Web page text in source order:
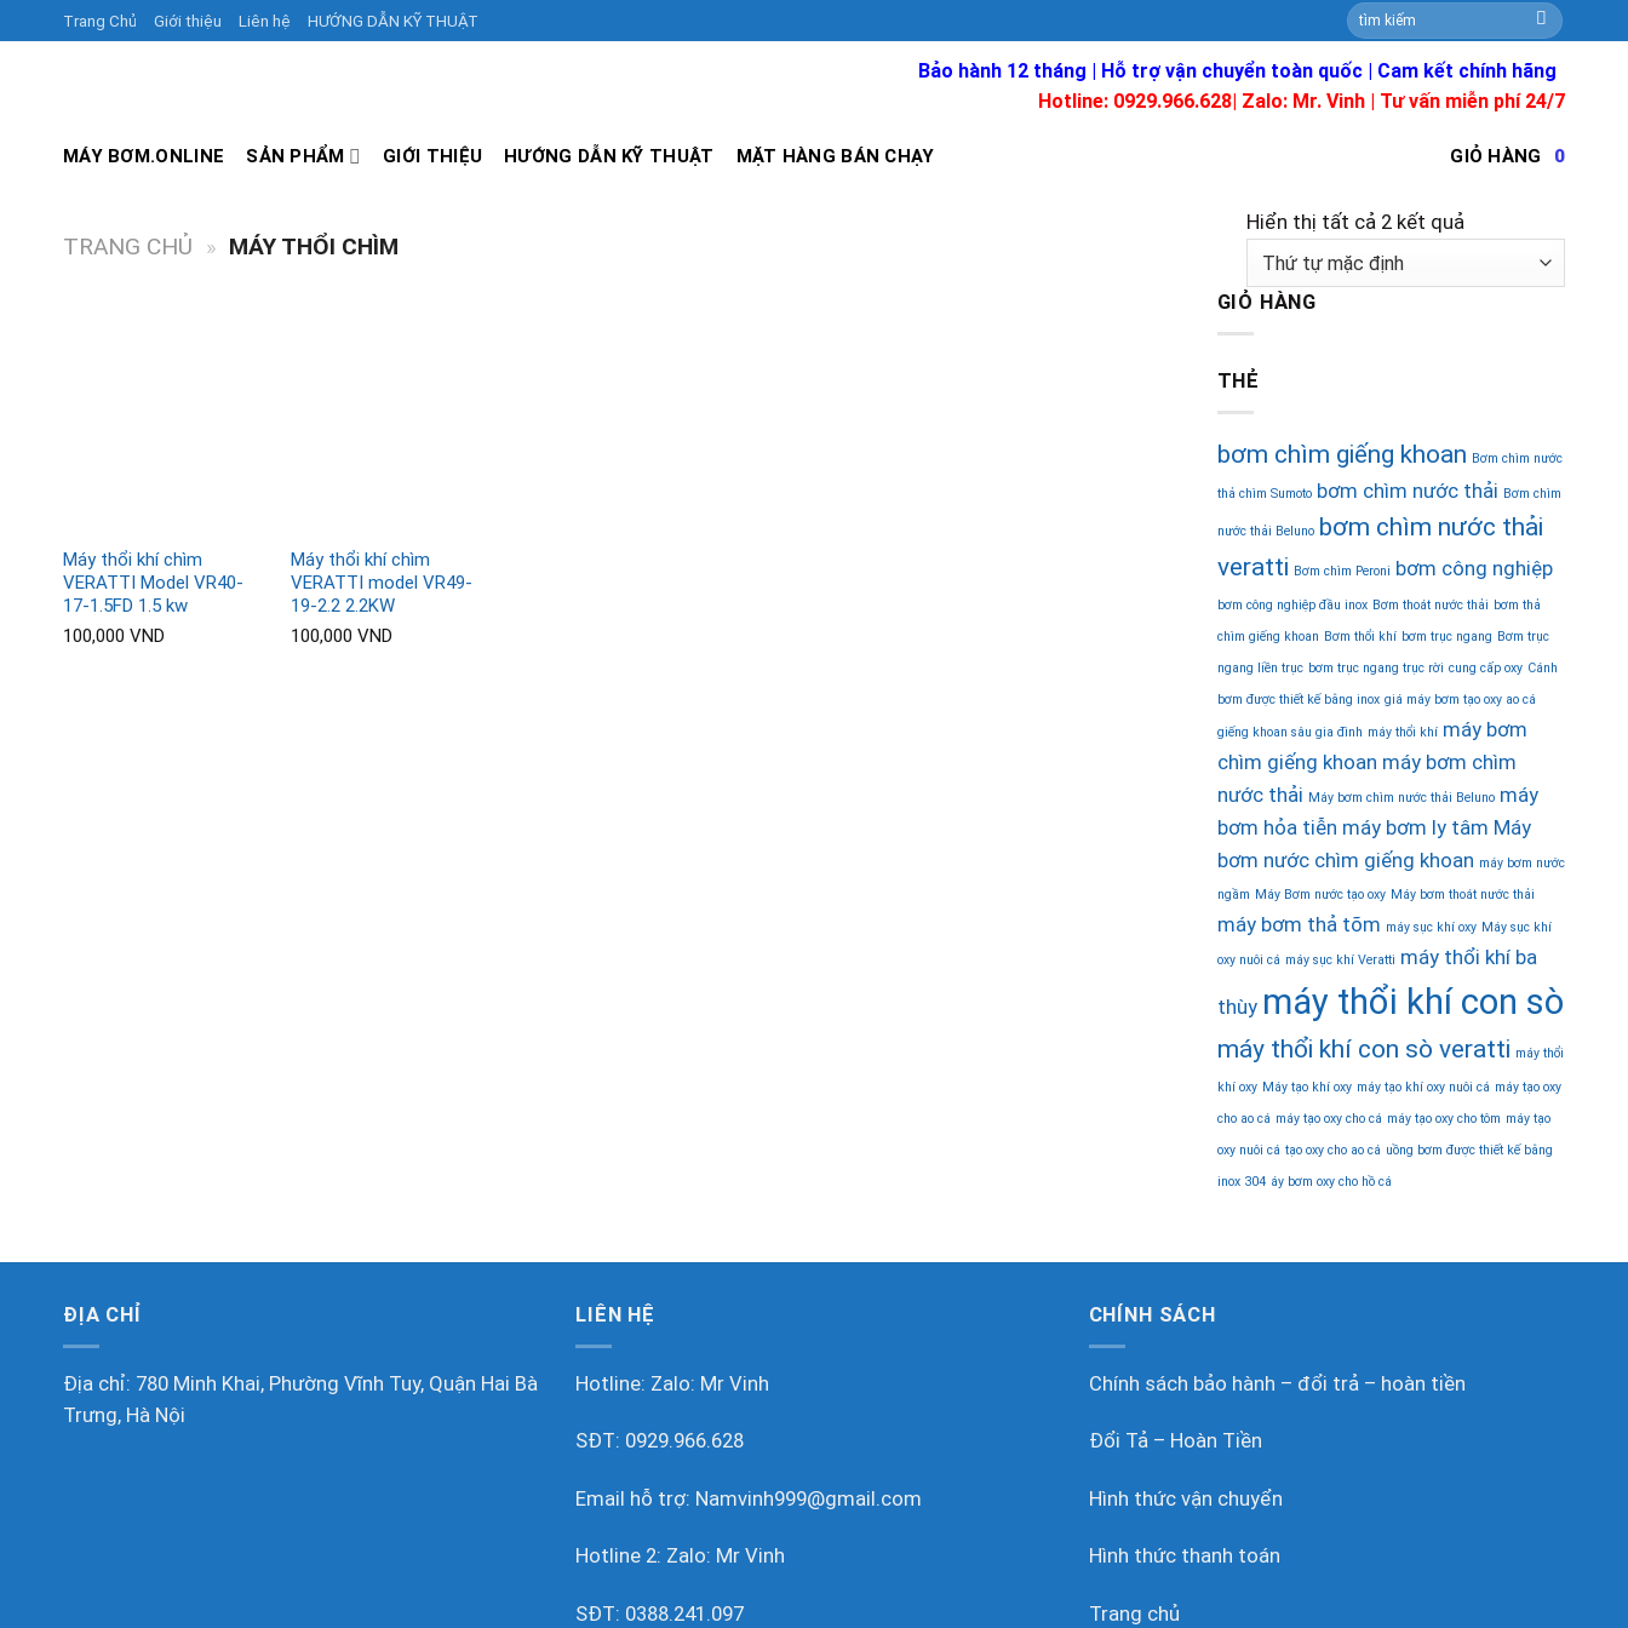
to
Trang Chủ Giới thiệu Liên hệ HƯỚNG DẪN KỸ THUẬT
Tìm
kiếm:
Bảo hành 12 tháng | Hỗ trợ vận chuyển toàn quốc | Cam kết chính hãng
Hotline: 0929.966.628| Zalo: Mr. Vinh | Tư vấn miễn phí 24/7
MÁY BƠM.ONLINE SẢN PHẨM GIỚI THIỆU HƯỚNG DẪN KỸ THUẬT MẶT HÀNG BÁN CHẠY GIỎ HÀNG 0
TRANG CHỦ » MÁY THỔI CHÌM
Hiển thị tất cả 2 kết quả
Máy thổi khí chìm
VERATTI Model VR40-
17-1.5FD 1.5 kw
100,000 VND
Máy thổi khí chìm
VERATTI model VR49-
19-2.2 2.2KW
100,000VND
GIỎ HÀNG
THẺ
bơm chìm giếng khoan Bơm chìm nước
thả chìm Sumoto bơm chìm nước thải Bơm chìm
nước thải Beluno bơm chìm nước thải
veratti Bơm chìm Peroni bơm công nghiệp
bơm công nghiệp đầu inox Bơm thoát nước thải bơm thả
chìm giếng khoan Bơm thổi khí bơm trục ngang Bơm trục
ngang liền trục bơm trục ngang trục rời cung cấp oxy Cánh
bơm được thiết kế bằng inox giá máy bơm tạo oxy ao cá
giếng khoan sâu gia đình máy thổi khí máy bơm
chìm giếng khoan máy bơm chìm
nước thải Máy bơm chìm nước thải Beluno máy
bơm hỏa tiễn máy bơm ly tâm Máy
bơm nước chìm giếng khoan máy bơm nước
ngầm Máy Bơm nước tạo oxy Máy bơm thoát nước thải
máy bơm thả tõm máy sục khí oxy Máy sục khí
oxy nuôi cá máy sục khí Veratti máy thổi khí ba
thùy máy thổi khí con sò
máy thổi khí con sò veratti máy thổi
khí oxy Máy tạo khí oxy máy tạo khí oxy nuôi cá máy tạo oxy
cho ao cá máy tạo oxy cho cá máy tạo oxy cho tôm máy tạo
oxy nuôi cá tạo oxy cho ao cá uồng bơm được thiết kế bằng
inox 304 áy bơm oxy cho hồ cá
ĐỊA CHỈ
Địa chỉ: 780 Minh Khai, Phường Vĩnh Tuy, Quận Hai Bà
Trưng, Hà Nội
LIÊN HỆ
Hotline: Zalo: Mr Vinh
SĐT: 0929.966.628
Email hỗ trợ: Namvinh999@gmail.com
Hotline 2: Zalo: Mr Vinh
SĐT: 0388.241.097
CHÍNH SÁCH
Chính sách bảo hành – đổi trả – hoàn tiền
Đổi Tả – Hoàn Tiền
Hình thức vận chuyển
Hình thức thanh toán
Trang chủ